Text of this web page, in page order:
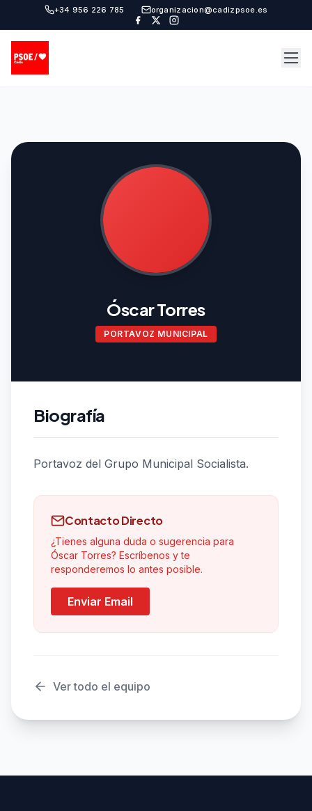
+34 956 226 785 organizacion@cadizpsoe.es
Óscar Torres
PORTAVOZ MUNICIPAL
Biografía
Portavoz del Grupo Municipal Socialista.
Contacto Directo
¿Tienes alguna duda o sugerencia para
Óscar Torres? Escríbenos y te
responderemos lo antes posible.
Enviar Email
Ver todo el equipo